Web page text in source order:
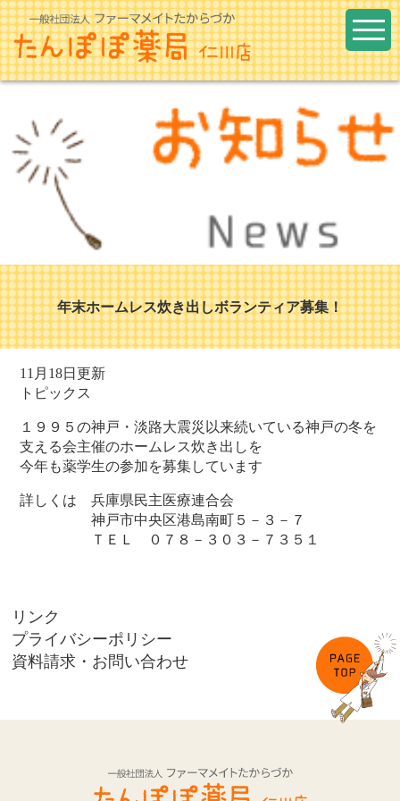
年末ホームレス炊き出しボランティア募集！
11月18日更新
トピックス
１９９５の神戸・淡路大震災以来続いている神戸の冬を
支える会主催のホームレス炊き出しを
今年も薬学生の参加を募集しています
詳しくは 兵庫県民主医療連合会
神戸市中央区港島南町５－３－７
ＴＥＬ ０７８－３０３－７３５１
リンク
プライバシーポリシー
資料請求・お問い合わせ